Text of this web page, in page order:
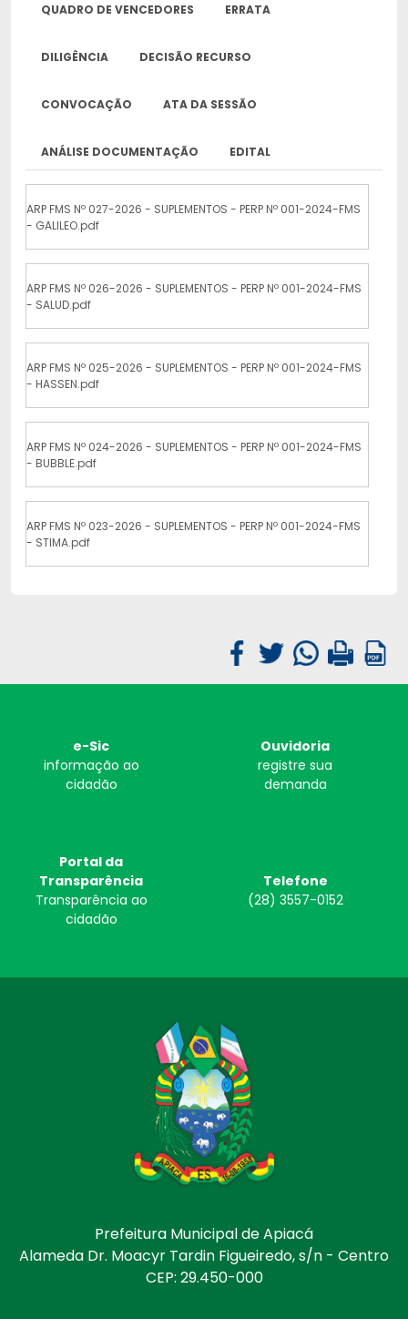
QUADRO DE VENCEDORES ERRATA
DILIGÊNCIA DECISÃO RECURSO
CONVOCAÇÃO ATA DA SESSÃO
ANÁLISE DOCUMENTAÇÃO EDITAL
ARP FMS Nº 027-2026 - SUPLEMENTOS - PERP Nº 001-2024-FMS
- GALILEO.pdf
ARP FMS Nº 026-2026 - SUPLEMENTOS - PERP Nº 001-2024-FMS
- SALUD.pdf
ARP FMS Nº 025-2026 - SUPLEMENTOS - PERP Nº 001-2024-FMS
- HASSEN.pdf
ARP FMS Nº 024-2026 - SUPLEMENTOS - PERP Nº 001-2024-FMS
- BUBBLE.pdf
ARP FMS Nº 023-2026 - SUPLEMENTOS - PERP Nº 001-2024-FMS
- STIMA.pdf
e-Sic
informação ao
cidadão
Ouvidoria
registre sua
demanda
Portal da
Transparência
Transparência ao
cidadão
Telefone
(28) 3557-0152
Prefeitura Municipal de Apiacá
Alameda Dr. Moacyr Tardin Figueiredo, s/n - Centro
CEP: 29.450-000